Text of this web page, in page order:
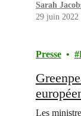
Sarah
29 juin 2022
Presse
Les